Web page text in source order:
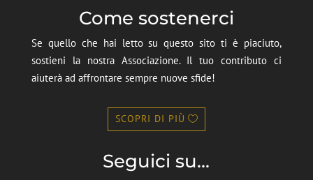
Come sostenerci
Se quello che hai letto su questo sito ti è piaciuto,
sostieni la nostra Associazione. Il tuo contributo ci
aiuterà ad affrontare sempre nuove sfide!
SCOPRI DI PIÙ
Seguici su...